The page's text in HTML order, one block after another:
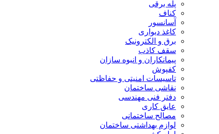
پله برقی
کناف
آسانسور
کاغذ دیواری
برق و الکترونیک
سقف کاذب
پیمانکاران و انبوه سازان
کفپوش
تاسیسات امنیتی و حفاظتی
نقاشی ساختمان
دفتر فنی مهندسی
عایق کاری
مصالح ساختمانی
لوازم بهداشتی ساختمان